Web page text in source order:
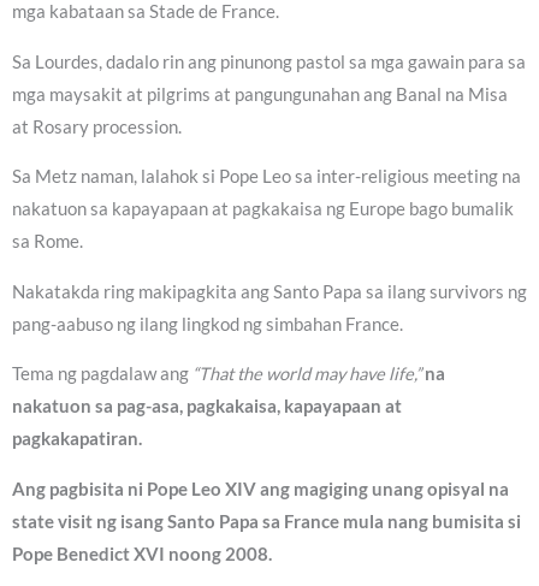
mga kabataan sa Stade de France.
Sa Lourdes, dadalo rin ang pinunong pastol sa mga gawain para sa
mga maysakit at pilgrims at pangungunahan ang Banal na Misa
at Rosary procession.
Sa Metz naman, lalahok si Pope Leo sa inter-religious meeting na
nakatuon sa kapayapaan at pagkakaisa ng Europe bago bumalik
sa Rome.
Nakatakda ring makipagkita ang Santo Papa sa ilang survivors ng
pang-aabuso ng ilang lingkod ng simbahan France.
Tema ng pagdalaw ang “That the world may have life,”na
nakatuon sa pag-asa, pagkakaisa, kapayapaan at
pagkakapatiran.
Ang pagbisita ni Pope Leo XIV ang magiging unang opisyal na
state visit ng isang Santo Papa sa France mula nang bumisita si
Pope Benedict XVI noong 2008.